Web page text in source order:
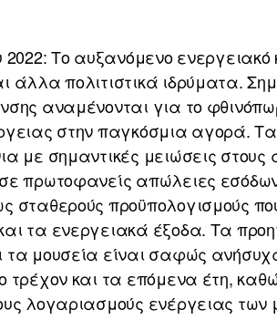
2022: Το αυξανόμενο
άλλα πολιτιστικά ιδρύματα.
αναμένονται για το
στην παγκόσμια αγορά.
με σημαντικές μειώσεις
πρωτοφανείς απώλειες
σταθερούς προϋπολογισμούς
τα ενεργειακά έξοδα. Τα
τα μουσεία είναι σαφώς
τρέχον και τα επόμενα έτη,
λογαριασμούς ενέργειας